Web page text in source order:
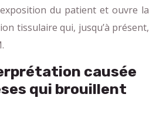
du patient et ouvre la
tissulaire qui, jusqu’à présent,
causée
qui brouillent